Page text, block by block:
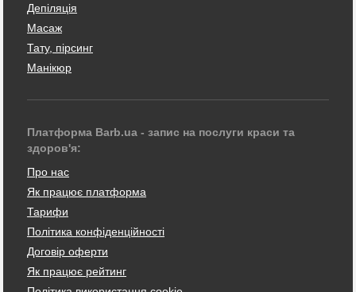
Депіляція
Масаж
Тату, пірсинг
Манікюр
Платформа Barb.ua - запис на послуги краси та
здоров'я:
Про нас
Як працює платформа
Тарифи
Політика конфіденційності
Договір оферти
Як працює рейтинг